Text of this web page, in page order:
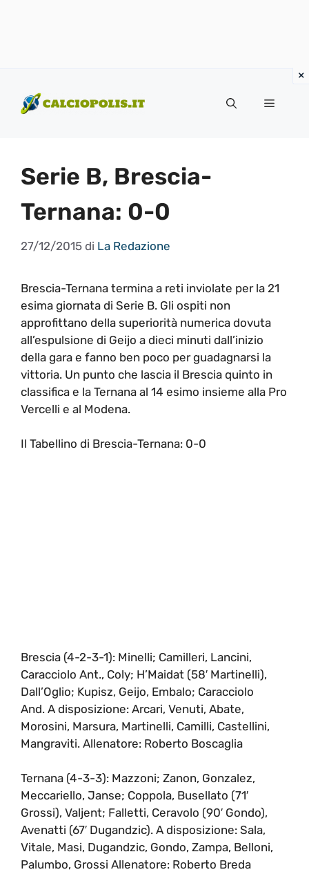
contenuto
Menu
Serie B, Brescia-
Ternana: 0-0
27/12/2015 di La Redazione
Brescia-Ternana termina a reti inviolate per la 21
esima giornata di Serie B. Gli ospiti non
approfittano della superiorità numerica dovuta
all’espulsione di Geijo a dieci minuti dall’inizio
della gara e fanno ben poco per guadagnarsi la
vittoria. Un punto che lascia il Brescia quinto in
classifica e la Ternana al 14 esimo insieme alla Pro
Vercelli e al Modena.
Il Tabellino di Brescia-Ternana: 0-0
Brescia (4-2-3-1): Minelli; Camilleri, Lancini,
Caracciolo Ant., Coly; H’Maidat (58′ Martinelli),
Dall’Oglio; Kupisz, Geijo, Embalo; Caracciolo
And. A disposizione: Arcari, Venuti, Abate,
Morosini, Marsura, Martinelli, Camilli, Castellini,
Mangraviti. Allenatore: Roberto Boscaglia
Ternana (4-3-3): Mazzoni; Zanon, Gonzalez,
Meccariello, Janse; Coppola, Busellato (71′
Grossi), Valjent; Falletti, Ceravolo (90′ Gondo),
Avenatti (67′ Dugandzic). A disposizione: Sala,
Vitale, Masi, Dugandzic, Gondo, Zampa, Belloni,
Palumbo, Grossi Allenatore: Roberto Breda